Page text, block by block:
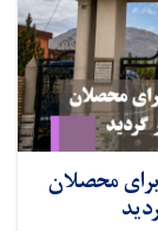
محصلان